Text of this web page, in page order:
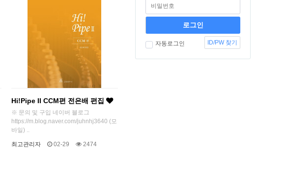
Hi!Pipe II CCM편 전은배 편집
※ 문의 및 구입 네이버 블로그
https://m.blog.naver.com/juhnhj3640 (모
바일) ..
최고관리자 02-29 2474
자동로그인 ID/PW 찾기